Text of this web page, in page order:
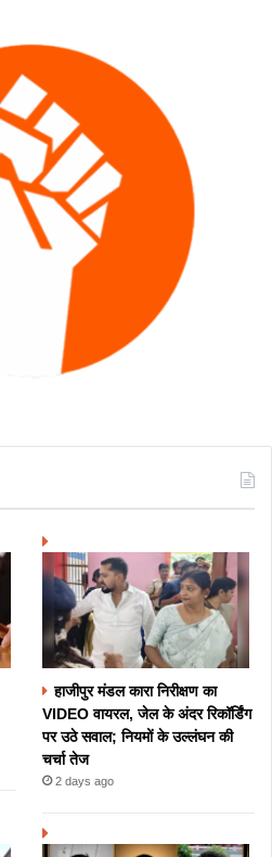
हाजीपुर मंडल कारा निरीक्षण का
VIDEO वायरल, जेल के अंदर रिकॉर्डिंग
पर उठे सवाल; नियमों के उल्लंघन की
चर्चा तेज
2 days ago